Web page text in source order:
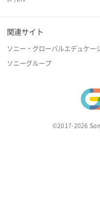
関連サイト
ソニー・グローバルエデュケー
ソニーグループ
©2017-2026